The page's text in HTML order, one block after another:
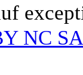
NC SA